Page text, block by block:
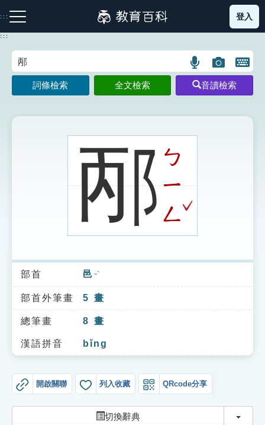
到
主
:::
注音索引圖示 筆畫索引圖示 部首索引表圖示
索引選單
知識索引
單字索引
生命大百科索引
遊戲專區
教學應用
登入
:::
語
言
搜
示
圖
片
搜
開
鍵
圖
詞條檢索 全文檢索 音讀檢索
邴ㄅ
ㄧ
ㄥ
ˇ
部首 邑 ㄧˋ
部首外筆畫 5 畫
總筆畫 8 畫
漢語拼音 bǐng
開啟關聯 列入收藏 QRcode分享
切換辭典 切換